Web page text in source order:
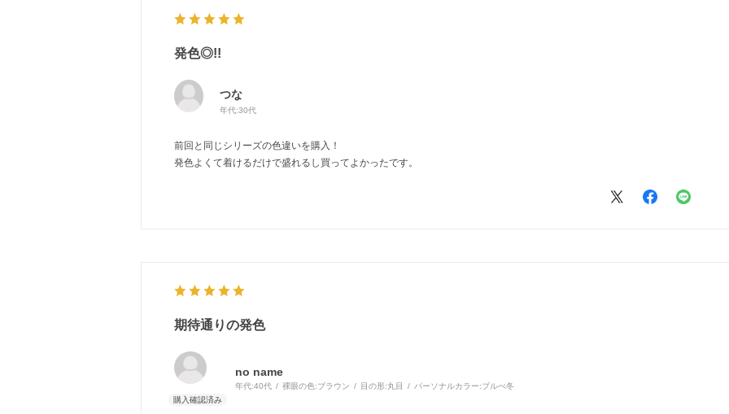
発色◎!!
つな
年代:30代
前回と同じシリーズの色違いを購入！
発色よくて着けるだけで盛れるし買ってよかったです。
期待通りの発色
no name
年代:40代 裸眼の色:ブラウン 目の形:丸目 パーソナルカラー:ブルべ冬